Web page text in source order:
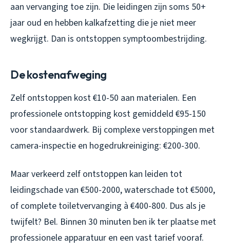
aan vervanging toe zijn. Die leidingen zijn soms 50+
jaar oud en hebben kalkafzetting die je niet meer
wegkrijgt. Dan is ontstoppen symptoombestrijding.
De kostenafweging
Zelf ontstoppen kost €10-50 aan materialen. Een
professionele ontstopping kost gemiddeld €95-150
voor standaardwerk. Bij complexe verstoppingen met
camera-inspectie en hogedrukreiniging: €200-300.
Maar verkeerd zelf ontstoppen kan leiden tot
leidingschade van €500-2000, waterschade tot €5000,
of complete toiletvervanging à €400-800. Dus als je
twijfelt? Bel. Binnen 30 minuten ben ik ter plaatse met
professionele apparatuur en een vast tarief vooraf.